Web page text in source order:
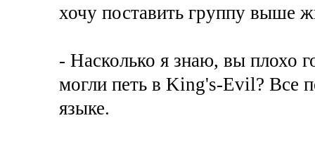
хочу поставить группу выше
- Насколько я знаю, вы плохо
могли петь в King's-Evil? Все
языке.